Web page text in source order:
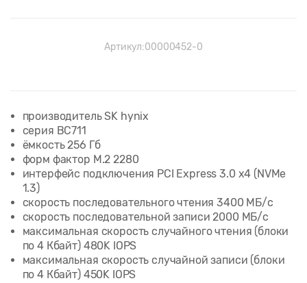
Артикул:00000452-0
производитель SK hynix
серия BC711
ёмкость 256 Гб
форм фактор M.2 2280
интерфейс подключения PCI Express 3.0 x4 (NVMe
1.3)
скорость последовательного чтения 3400 МБ/с
скорость последовательной записи 2000 МБ/с
максимальная скорость случайного чтения (блоки
по 4 Кбайт) 480K IOPS
максимальная скорость случайной записи (блоки
по 4 Кбайт) 450K IOPS